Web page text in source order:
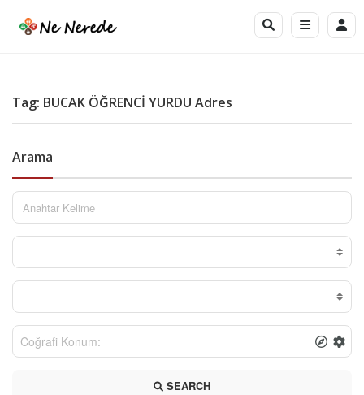
Tag: BUCAK ÖĞRENCİ YURDU Adres
Arama
SEARCH